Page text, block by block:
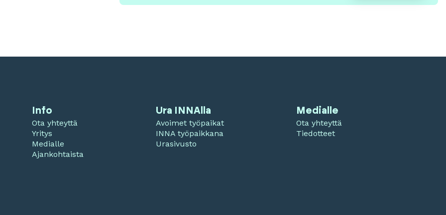
Info
Ota yhteyttä
Yritys
Medialle
Ajankohtaista
Ura INNAlla
Avoimet työpaikat
INNA työpaikkana
Urasivusto
Medialle
Ota yhteyttä
Tiedotteet